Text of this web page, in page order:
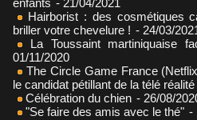
enfants - 21/04/2021
Hairborist : des cosmétiques
briller votre chevelure ! - 24/03/
La Toussaint martiniquaise
01/11/2020
The Circle Game France
le candidat pétillant de la télé réalité
Célébration du chien - 26/08/
"Se faire des amis avec le thé" -